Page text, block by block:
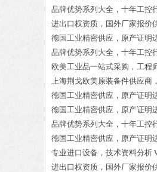
品牌优势系列大全，十年工控
进出口权资质，国外厂家报价
德国工业精密供应，原产证明
品牌优势系列大全，十年工控
欧美工业品一站式采购，工程
上海荆戈欧美原装备件供应商
德国工业精密供应，原产证明
德国工业精密供应，原产证明
品牌优势系列大全，十年工控
德国工业精密供应，原产证明
专业进口设备，技术资料分析
进出口权资质，国外厂家报价